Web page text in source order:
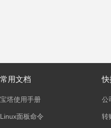
常用文档
宝塔使用手册
Linux面板命令
快
公
转